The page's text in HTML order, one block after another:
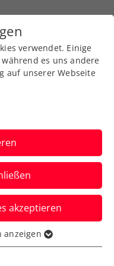
Staatliche
verwendet. Einige
es uns andere
auf unserer Webseite
akzeptieren
anzeigen